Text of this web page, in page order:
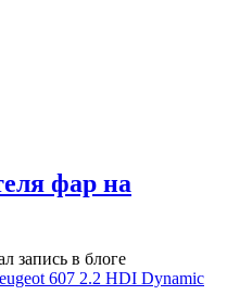
фар на
запись в блоге
607 2.2 HDI Dynamic